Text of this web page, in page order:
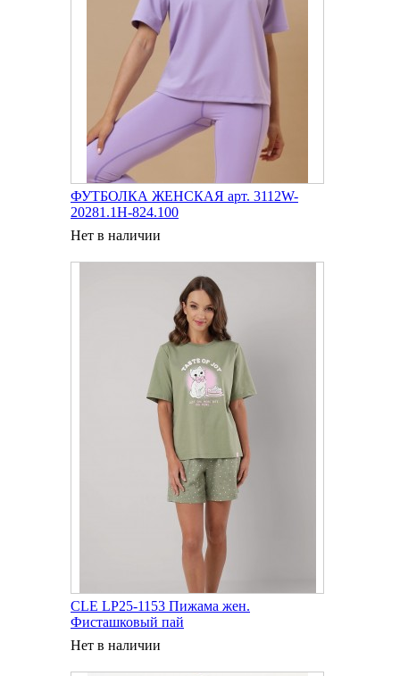
ФУТБОЛКА ЖЕНСКАЯ арт. 3112W-
20281.1H-824.100
Нет в наличии
CLE LP25-1153 Пижама жен.
Фисташковый пай
Нет в наличии